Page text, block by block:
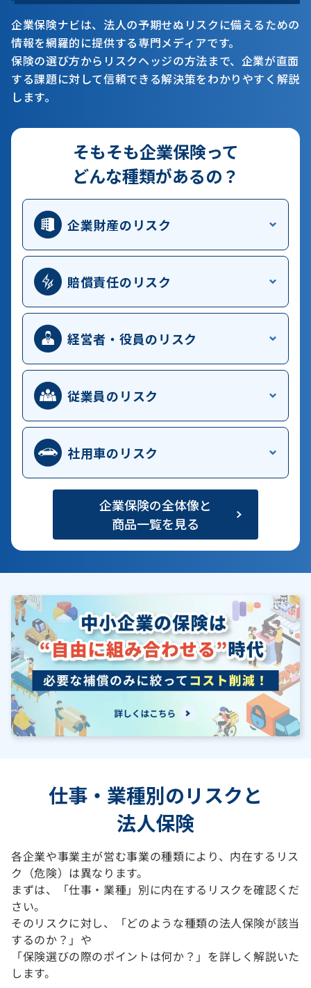
企業保険ナビは、法人の予期せぬリスクに備えるための
情報を網羅的に提供する専門メディアです。
保険の選び方からリスクヘッジの方法まで、企業が直面
する課題に対して信頼できる解決策をわかりやすく解説
します。
そもそも企業保険って
どんな種類があるの？
企業財産のリスク
賠償責任のリスク
経営者・役員のリスク
従業員のリスク
社用車のリスク
企業保険の全体像と
商品一覧を見る
仕事・業種別のリスクと
法人保険
各企業や事業主が営む事業の種類により、内在するリス
ク（危険）は異なります。
まずは、「仕事・業種」別に内在するリスクを確認くだ
さい。
そのリスクに対し、「どのような種類の法人保険が該当
するのか？」や
「保険選びの際のポイントは何か？」を詳しく解説いた
します。